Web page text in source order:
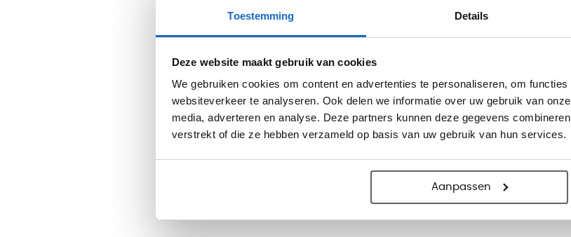
Toestemming Details
Deze website maakt gebruik van cookies
We gebruiken cookies om content en advertenties te personaliseren, om
websiteverkeer te analyseren. Ook delen we informatie over uw gebruik van
media, adverteren en analyse. Deze partners kunnen deze gegevens
verstrekt of die ze hebben verzameld op basis van uw gebruik van hun services.
Aanpassen
Kabelklem informatie
Kabelklem voor uw bureau
Het gebruik van kabelklemmen op bureaus heeft veel voordelen. Ten eerste
beschadigen of slijten. Dit verlengt de levensduur van de kabels en vermindert